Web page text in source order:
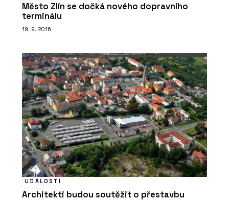
Město Zlín se dočká nového dopravního
terminálu
19. 9. 2016
UDÁLOSTI
Architekti budou soutěžit o přestavbu